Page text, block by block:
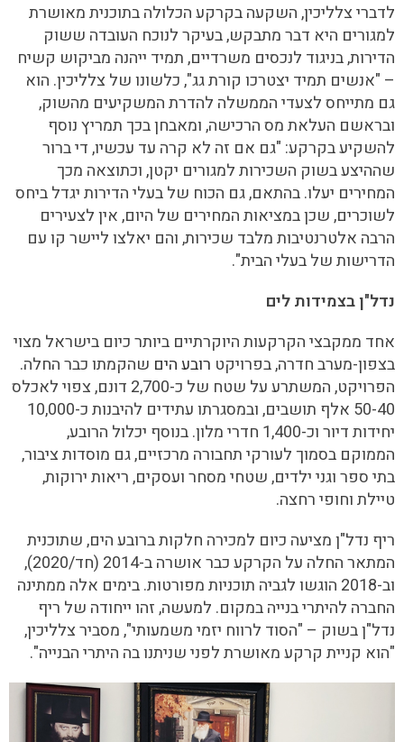
לדברי צלליכין, השקעה בקרקע הכלולה בתוכנית מאושרת
למגורים היא דבר מתבקש, בעיקר לנוכח העובדה ששוק
הדירות, בניגוד לנכסים משרדיים, תמיד ייהנה מביקוש קשיח
– "אנשים תמיד יצטרכו קורת גג", כלשונו של צלליכין. הוא
גם מתייחס לצעדי הממשלה להדרת המשקיעים מהשוק,
ובראשם העלאת מס הרכישה, ומאבחן בכך תמריץ נוסף
להשקיע בקרקע: "גם אם זה לא קרה עד עכשיו, די ברור
שההיצע בשוק השכירות למגורים יקטן, וכתוצאה מכך
המחירים יעלו. בהתאם, גם הכוח של בעלי הדירות יגדל ביחס
לשוכרים, שכן במציאות המחירים של היום, אין לצעירים
הרבה אלטרנטיבות מלבד שכירות, והם יאלצו ליישר קו עם
הדרישות של בעלי הבית".
נדל"ן בצמידות לים
אחד ממקבצי הקרקעות היוקרתיים ביותר כיום בישראל מצוי
בצפון-מערב חדרה, בפרויקט רובע הים שהקמתו כבר החלה.
הפרויקט, המשתרע על שטח של כ-2,700 דונם, צפוי לאכלס
50-40 אלף תושבים, ובמסגרתו עתידים להיבנות כ-10,000
יחידות דיור וכ-1,400 חדרי מלון. בנוסף יכלול הרובע,
הממוקם בסמוך לעורקי תחבורה מרכזיים, גם מוסדות ציבור,
בתי ספר וגני ילדים, שטחי מסחר ועסקים, ריאות ירוקות,
טיילת וחופי רחצה.
ריף נדל"ן מציעה כיום למכירה חלקות ברובע הים, שתוכנית
המתאר החלה על הקרקע כבר אושרה ב-2014 (חד/2020),
וב-2018 הוגשו לגביה תוכניות מפורטות. בימים אלה ממתינה
החברה להיתרי בנייה במקום. למעשה, זהו ייחודה של ריף
נדל"ן בשוק – "הסוד לרווח יזמי משמעותי", מסביר צלליכין,
"הוא קניית קרקע מאושרת לפני שניתנו בה היתרי הבנייה".